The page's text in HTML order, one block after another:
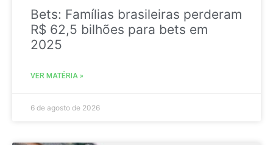
Bets: Famílias brasileiras perderam
R$ 62,5 bilhões para bets em
2025
VER MATÉRIA »
6 de agosto de 2026